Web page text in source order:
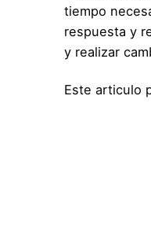
tiempo
respuesta y
y realizar
Este articulo